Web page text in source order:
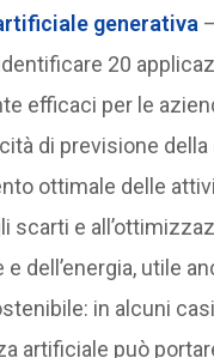
generativa
20
efficaci per le
di previsione della
ottimale delle
scarti e
dell’energia, utile
in alcuni
artificiale può